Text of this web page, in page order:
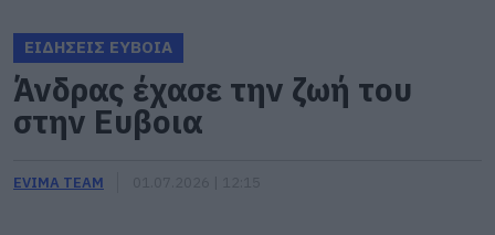
ΕΙΔΗΣΕΙΣ ΕΥΒΟΙΑ
Άνδρας έχασε την ζωή του
στην Ευβοια
EVIMA TEAM